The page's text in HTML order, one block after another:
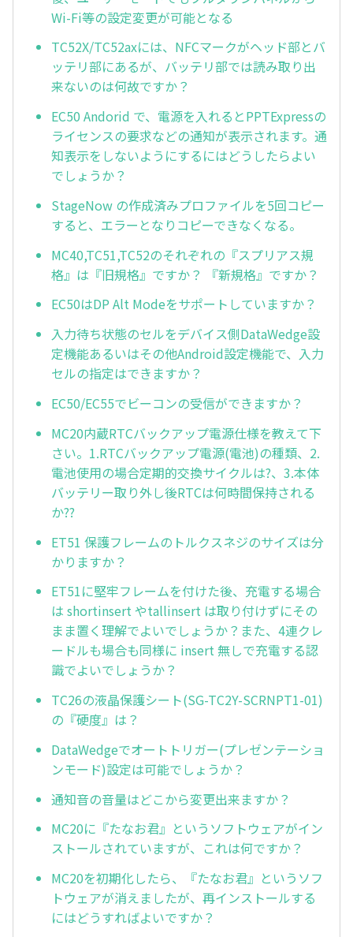
Wi-Fi等の設定変更が可能となる
TC52X/TC52axには、NFCマークがヘッド部とバ
ッテリ部にあるが、バッテリ部では読み取り出
来ないのは何故ですか？
EC50 Andorid で、電源を入れるとPPTExpressの
ライセンスの要求などの通知が表示されます。通
知表示をしないようにするにはどうしたらよい
でしょうか？
StageNow の作成済みプロファイルを5回コピー
すると、エラーとなりコピーできなくなる。
MC40,TC51,TC52のそれぞれの『スプリアス規
格』は『旧規格』ですか？ 『新規格』ですか？
EC50はDP Alt Modeをサポートしていますか？
入力待ち状態のセルをデバイス側DataWedge設
定機能あるいはその他Android設定機能で、入力
セルの指定はできますか？
EC50/EC55でビーコンの受信ができますか？
MC20内蔵RTCバックアップ電源仕様を教えて下
さい。1.RTCバックアップ電源(電池)の種類、2.
電池使用の場合定期的交換サイクルは?、3.本体
バッテリー取り外し後RTCは何時間保持される
か??
ET51 保護フレームのトルクスネジのサイズは分
かりますか？
ET51に堅牢フレームを付けた後、充電する場合
は shortinsert やtallinsert は取り付けずにその
まま置く理解でよいでしょうか？また、4連クレ
ードルも場合も同様に insert 無しで充電する認
識でよいでしょうか？
TC26の液晶保護シート(SG-TC2Y-SCRNPT1-01)
の『硬度』は？
DataWedgeでオートトリガー(プレゼンテーショ
ンモード)設定は可能でしょうか？
通知音の音量はどこから変更出来ますか？
MC20に『たなお君』というソフトウェアがイン
ストールされていますが、これは何ですか？
MC20を初期化したら、『たなお君』というソフ
トウェアが消えましたが、再インストールする
にはどうすればよいですか？